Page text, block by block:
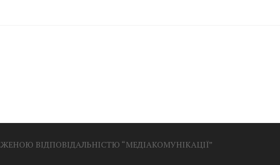
ВІДПОВІДАЛЬНІСТЮ “МЕДІАКОМУНІКАЦІЇ”